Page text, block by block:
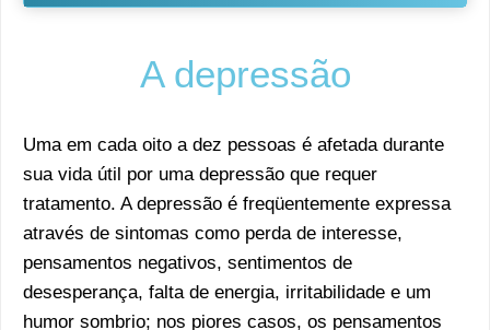
A depressão
Uma em cada oito a dez pessoas é afetada durante
sua vida útil por uma depressão que requer
tratamento. A depressão é freqüentemente expressa
através de sintomas como perda de interesse,
pensamentos negativos, sentimentos de
desesperança, falta de energia, irritabilidade e um
humor sombrio; nos piores casos, os pensamentos